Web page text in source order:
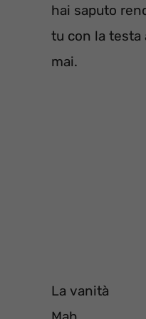
hai saputo
tu con la testa
mai.
La vanità